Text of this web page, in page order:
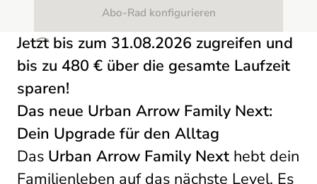
Abo-Rad konfigurieren
Jetzt bis zum 31.08.2026 zugreifen und
bis zu 480 € über die gesamte Laufzeit
sparen!
Das neue Urban Arrow Family Next:
Dein Upgrade für den Alltag
Das Urban Arrow Family Next hebt dein
Familienleben auf das nächste Level. Es